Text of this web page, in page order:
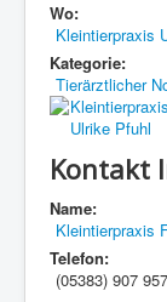
Wo:
Kleintierpraxis
Kategorie:
Tierärztlicher
Kontakt
Name:
Kleintierpraxis
Telefon:
(05383) 907